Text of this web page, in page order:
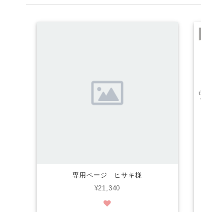
専用ページ ヒサキ様
¥21,340